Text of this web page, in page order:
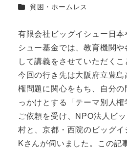
カテゴリー
貧困・ホームレス
有限会社ビッグイシュー日
シュー基金では、教育機関
して講義をさせていただくこ
今回の行き先は大阪府立豊
権問題に関心をもち、自分
っかけとする「テーマ別人
ご依頼を受け、NPO法人ビ
村と、京都・西院のビッグ
Kさんが伺いました。この記